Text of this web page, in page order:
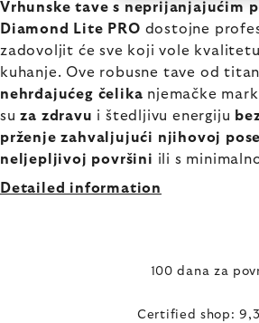
Vrhunske tave s neprijanjajućim
Diamond Lite PRO dostojne
zadovoljit će sve koji vole
kuhanje. Ove robusne tave od
nehrđajućeg čelika njemačke
suza zdravu i štedljivu energiju
prženje zahvaljujući njihovoj
neljepljivoj površini ili s
Detailed information
100 dana za
Certified shop: